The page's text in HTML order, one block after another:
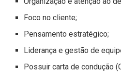
Foco no cliente;
Pensamento estratégico;
Liderança e gestão de
Possuir carta de condução